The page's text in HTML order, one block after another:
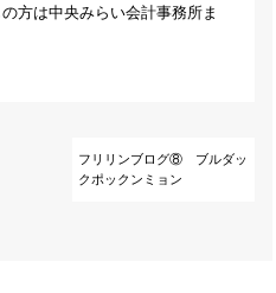
方は中央みらい会計事務所ま
フリリンブログ⑧ ブルダッ
クポックンミョン